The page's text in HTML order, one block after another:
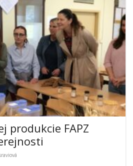
produkcie FAPZ